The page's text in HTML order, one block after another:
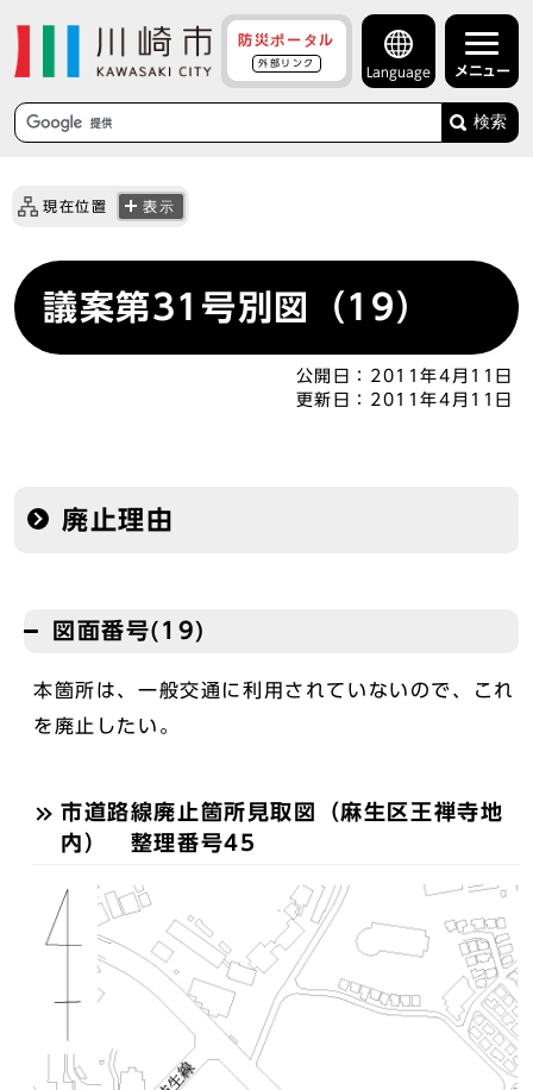
防災ポータル
外部リンク
Language メニュー
検索
現在位置 表示
議案第31号別図（19）
公開日： 2011年4月11日
更新日： 2011年4月11日
廃止理由
図面番号(19)
本箇所は、一般交通に利用されていないので、これ
を廃止したい。
市道路線廃止箇所見取図（麻生区王禅寺地
内） 整理番号45